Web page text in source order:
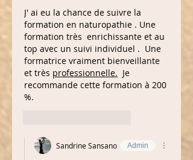
J' ai eu la chance de suivre la
formation en naturopathie . Une
formation très  enrichissante et au
top avec un suivi individuel .  Une
formatrice vraiment bienveillante
et très professionnelle.
  Je
recommande cette formation à 200
%.
Sandrine Sansano Admin